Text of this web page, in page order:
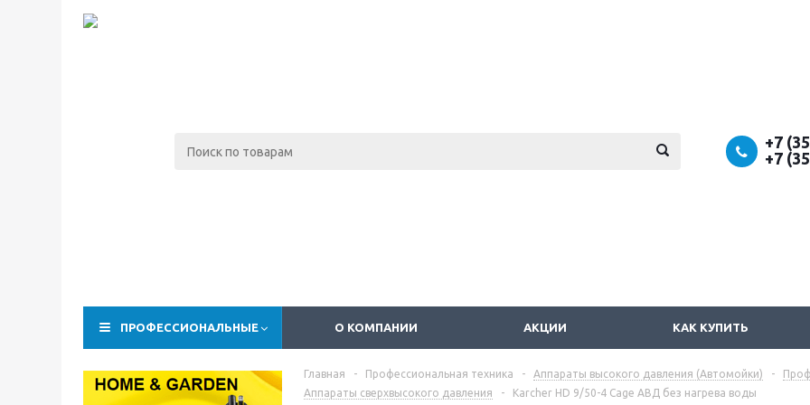
+7
+7
ПРОФЕССИОНАЛЬНЫЕ О КОМПАНИИ АКЦИИ КАК КУПИТЬ
Главная - Профессиональная техника - Аппараты высокого давления (Автомойки) -
Аппараты сверхвысокого давления
- Karcher HD 9/50-4 Cage АВД без нагрева воды